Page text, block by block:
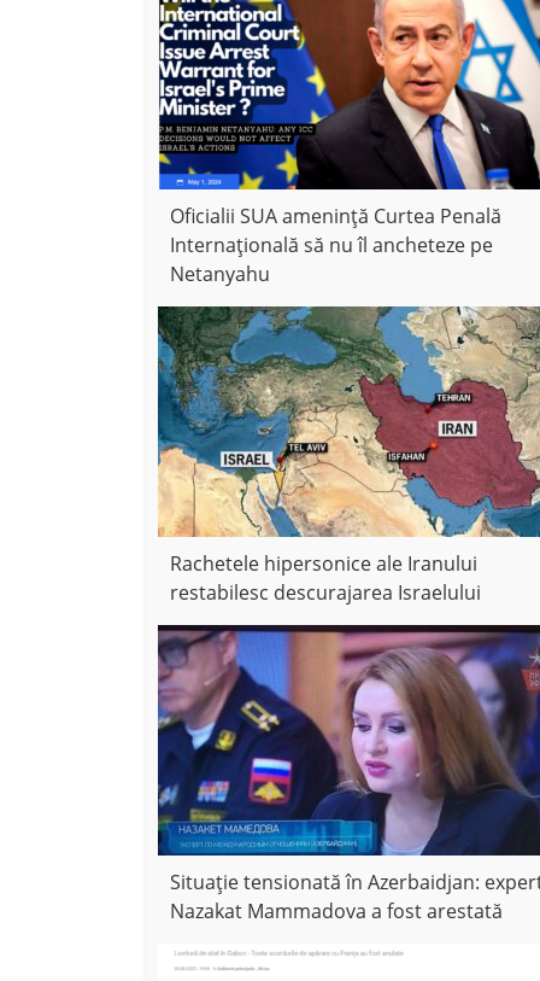
Oficialii SUA amenință Curtea Penală
Internațională să nu îl ancheteze pe
Netanyahu
Rachetele hipersonice ale Iranului
restabilesc descurajarea Israelului
Situație tensionată în Azerbaidjan:
Nazakat Mammadova a fost arestată